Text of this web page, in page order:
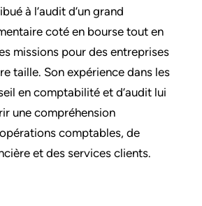
à l’audit d’un grand
coté en bourse tout en
missions pour des entreprises
taille. Son expérience dans les
en comptabilité et d’audit lui
une compréhension
comptables, de
et des services clients.